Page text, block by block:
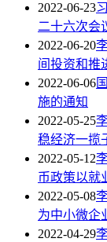
2022-06-23
二十六次会
2022-06-20
间投资和推
2022-06-06
施的通知
2022-05-25
稳经济一揽
2022-05-12
币政策以就
2022-05-08
为中小微企
2022-04-29